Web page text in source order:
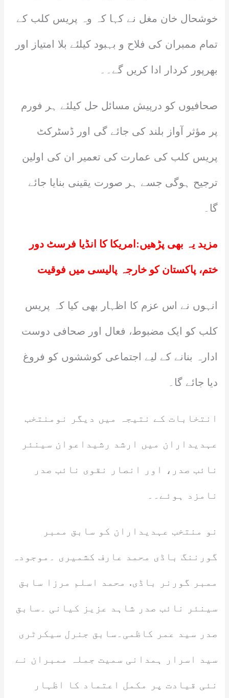
خوشحال خان مغل نے کہا کہ وہ پریس کلب کے
تمام ممبران کی فلاح و بہبود کیلئے بلا امتیاز اور
بھرپور کردار ادا کریں گے۔۔
صحافیوں کو درپیش مسائل حل کیلئے ہر فورم
پر مؤثر آواز بلند کی جائے گی اور ڈسٹرکٹ
پریس کلب کی عمارت کی تعمیر ان کی اولین
ترجیح ہوگی جسے ہر صورت یقینی بنایا جائے
گا۔
مزید یہ بھی پڑھیں: امریکا کا انڈیا فرسٹ دور
ختم، پاکستان کو خارجہ پالیسی میں فوقیت
انہوں نے اس عزم کا اظہار بھی کیا کہ پریس
کلب کو ایک مضبوط، فعال اور صحافی دوست
ادارہ بنانے کے لیے اجتماعی کوششوں کو فروغ
دیا جائے گا۔
انتخابات کے نتیجہ میں دیگر نومنتخب
عہدیداران میں ارشد رشیداعوان سینئر
نائب صدر، اور انصار نقوی نائب صدر
نامزد ہوئے۔۔
نو منتخب عہدیداران کو سابق ممبر
گورننگ باڈی محمد عارف کشمیری ۔موجودہ
ممبر گورنر باڈی. محمد اسلم مرزا سابق
سینئر نائب صدر شاہد عزیز کیانی ۔سابق
صدر سید عمر کاظمی۔سابق جنرل سیکرٹری
سید اسرار ہمدانی سمیت جملہ ممبران نے
نئی قیادت پر مکمل اعتماد کا اظہار